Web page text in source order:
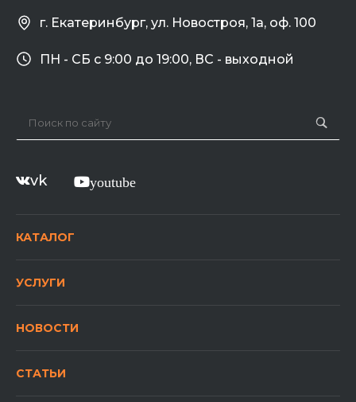
г. Екатеринбург, ул. Новостроя, 1а, оф. 100
ПН - СБ с 9:00 до 19:00, ВС - выходной
vk youtube
КАТАЛОГ
УСЛУГИ
НОВОСТИ
СТАТЬИ